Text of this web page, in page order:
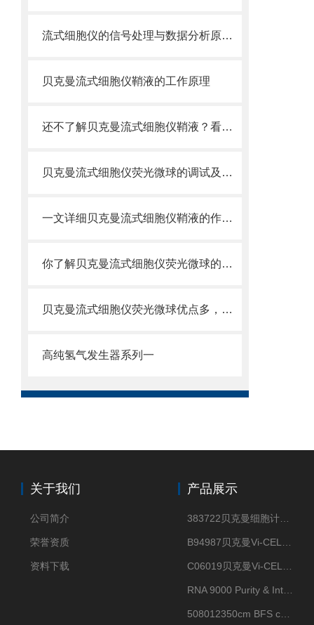
流式细胞仪的信号处理与数据分析原理分析
贝克曼流式细胞仪鞘液的工作原理
还不了解贝克曼流式细胞仪鞘液？看这里就对了！
贝克曼流式细胞仪荧光微球的调试及使用
一文详细贝克曼流式细胞仪鞘液的作用原理
你了解贝克曼流式细胞仪荧光微球的制备之怎样的吗
贝克曼流式细胞仪荧光微球优点多，实用效果好
高纯氢气发生器系列一
关于我们
公司简介
荣誉资质
资料下载
产品展示